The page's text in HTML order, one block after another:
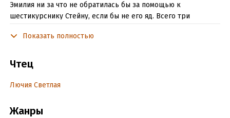
Эмилия ни за что не обратилась бы за помощью к
шестикурснику Стейну, если бы не его яд. Всего три
василиска! Пожалеешь!
Подробная информация
Дата написания:
Дата поступления:
Показать полностью
Чтец
Лючия Светлая
Жанры